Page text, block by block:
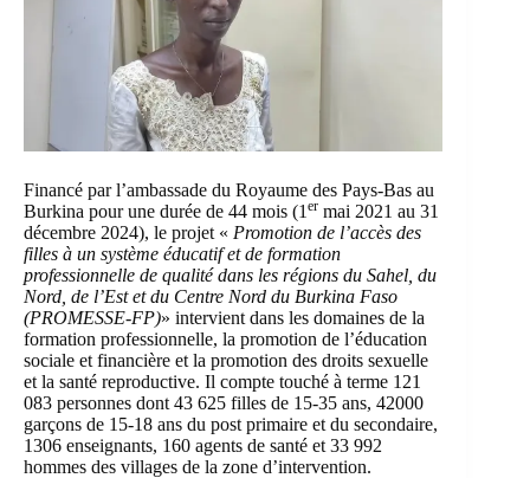
Financé par l’ambassade du Royaume des Pays-Bas au
Burkina pour une durée de 44 mois (1 er mai 2021 au 31
décembre 2024), le projet « Promotion de l’accès des
filles à un système éducatif et de formation
professionnelle de qualité dans les régions du Sahel, du
Nord, de l’Est et du Centre Nord du Burkina Faso
(PROMESSE-FP)» intervient dans les domaines de la
formation professionnelle, la promotion de l’éducation
sociale et financière et la promotion des droits sexuelle
et la santé reproductive. Il compte touché à terme 121
083 personnes dont 43 625 filles de 15-35 ans, 42000
garçons de 15-18 ans du post primaire et du secondaire,
1306 enseignants, 160 agents de santé et 33 992
hommes des villages de la zone d’intervention.